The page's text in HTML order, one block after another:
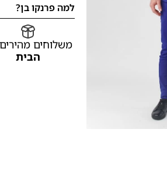
למה פרנקו בן?
משלוחים
הבית